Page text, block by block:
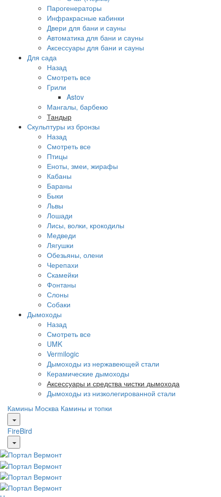
Парогенераторы
Инфракрасные кабинки
Двери для бани и сауны
Автоматика для бани и сауны
Аксессуары для бани и сауны
Для сада
Назад
Смотреть все
Грили
Astov
Мангалы, барбекю
Тандыр
Скульптуры из бронзы
Назад
Смотреть все
Птицы
Еноты, змеи, жирафы
Кабаны
Бараны
Быки
Львы
Лошади
Лисы, волки, крокодилы
Медведи
Лягушки
Обезьяны, олени
Черепахи
Скамейки
Фонтаны
Слоны
Собаки
Дымоходы
Назад
Смотреть все
UMK
Vermilogic
Дымоходы из нержавеющей стали
Керамические дымоходы
Аксессуары и средства чистки дымохода
Дымоходы из низколегированной стали
Камины Москва Камины и топки
FireBird